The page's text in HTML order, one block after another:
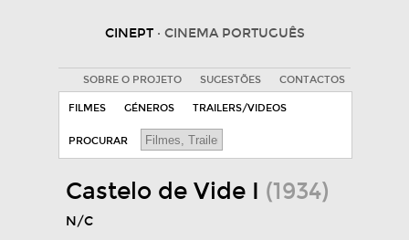
CINEPT · CINEMA PORTUGUÊS
SOBRE O PROJETO SUGESTÕES CONTACTOS
FILMES GÉNEROS TRAILERS/VIDEOS
PROCURAR
Castelo de Vide I (1934)
N/C